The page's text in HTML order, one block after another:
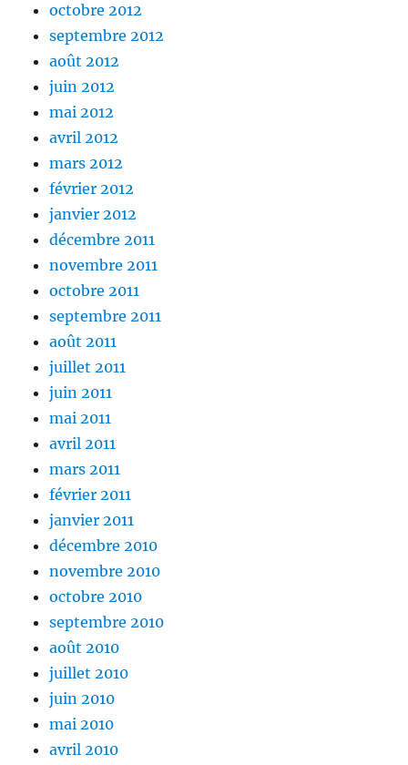
octobre 2012
septembre 2012
août 2012
juin 2012
mai 2012
avril 2012
mars 2012
février 2012
janvier 2012
décembre 2011
novembre 2011
octobre 2011
septembre 2011
août 2011
juillet 2011
juin 2011
mai 2011
avril 2011
mars 2011
février 2011
janvier 2011
décembre 2010
novembre 2010
octobre 2010
septembre 2010
août 2010
juillet 2010
juin 2010
mai 2010
avril 2010